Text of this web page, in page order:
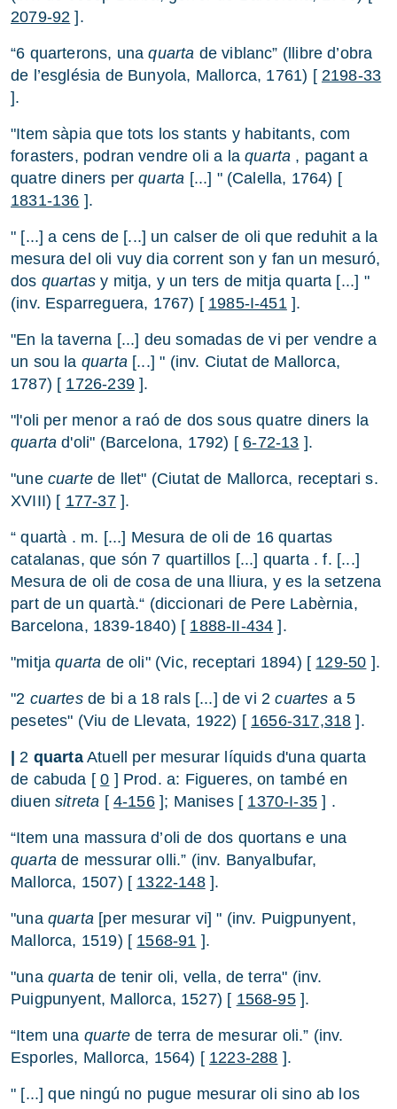
2079-92 ].
“6 quarterons, unaquarta de viblanc” (llibre d’obra
de l’església de Bunyola, Mallorca, 1761) [ 2198-33
].
"Item sàpia que tots los stants y habitants, com
forasters, podran vendre oli a laquarta , pagant a
quatre diners perquarta [...] " (Calella, 1764) [
1831-136 ].
" [...] a cens de [...] un calser de oli que reduhit a la
mesura del oli vuy dia corrent son y fan un mesuró,
dos quartas y mitja, y un ters de mitja quarta [...] "
(inv. Esparreguera, 1767) [ 1985-I-451].
"En la taverna [...] deu somadas de vi per vendre a
un sou la quarta[...] " (inv. Ciutat de Mallorca,
1787) [ 1726-239].
"l'oli per menor a raó de dos sous quatre diners la
quarta d'oli" (Barcelona, 1792) [ 6-72-13 ].
"une cuarte de llet" (Ciutat de Mallorca, receptari s.
XVIII) [ 177-37].
“ quartà . m. [...] Mesura de oli de 16 quartas
catalanas, que són 7 quartillos [...] quarta . f. [...]
Mesura de oli de cosa de una lliura, y es la setzena
part de un quartà.“ (diccionari de Pere Labèrnia,
Barcelona, 1839-1840) [ 1888-II-434 ].
"mitjaquarta de oli" (Vic, receptari 1894) [ 129-50 ].
"2 cuartesde bi a 18 rals [...] de vi 2cuartes a 5
pesetes" (Viu de Llevata, 1922) [ 1656-317,318 ].
2 quartaAtuell per mesurar líquids d'una quarta
de cabuda [0 ] Prod. a: Figueres, on també en
diuensitreta [ 4-156]; Manises [ 1370-I-35] .
“Item una massura d’oli de dos quortans e una
quarta de messurar olli.” (inv. Banyalbufar,
Mallorca, 1507) [ 1322-148].
"una quarta [per mesurar vi] " (inv. Puigpunyent,
Mallorca, 1519) [ 1568-91 ].
"una quarta de tenir oli, vella, de terra" (inv.
Puigpunyent, Mallorca, 1527) [ 1568-95].
“Item una quartede terra de mesurar oli.” (inv.
Esporles, Mallorca, 1564) [ 1223-288 ].
" [...] que ningú no pugue mesurar oli sino ab los